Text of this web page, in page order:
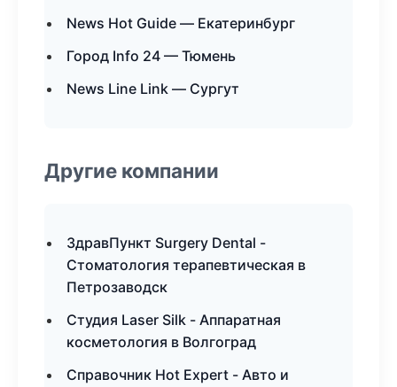
News Hot Guide — Екатеринбург
Город Info 24 — Тюмень
News Line Link — Сургут
Другие компании
ЗдравПункт Surgery Dental -
Стоматология терапевтическая в
Петрозаводск
Студия Laser Silk - Аппаратная
косметология в Волгоград
Справочник Hot Expert - Авто и